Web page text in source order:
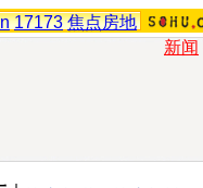
17173 焦点房地
新闻